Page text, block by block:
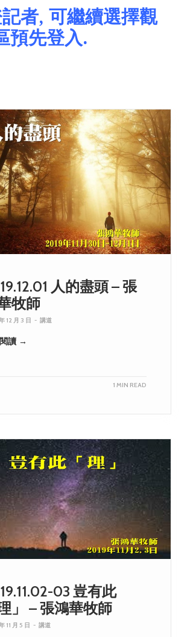
者, 可繼續選擇觀
預先登入.
人的盡頭 – 張
牧師
12 月 3 日 - 講道
讀 →
1 MIN READ
03 豈有此
理」 – 張鴻華牧師
11 月 5 日 - 講道